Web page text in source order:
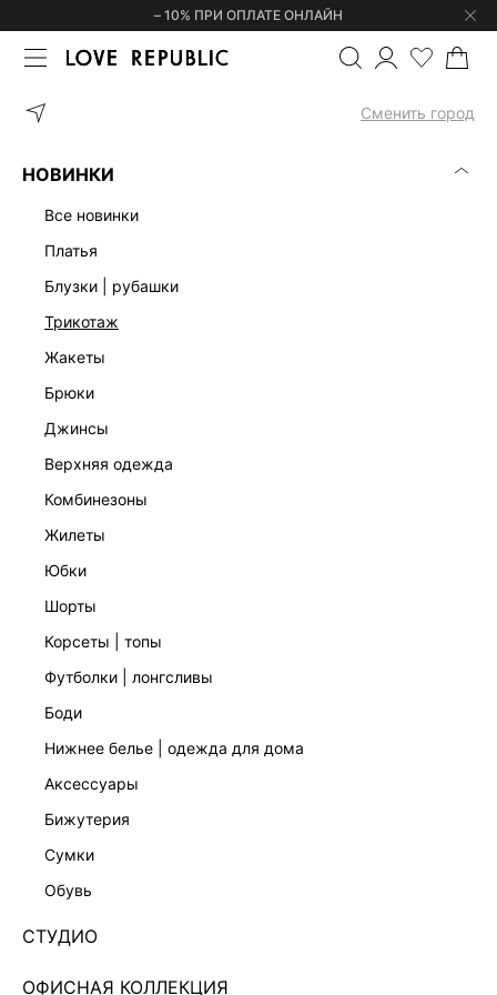
– 10% ПРИ ОПЛАТЕ ОНЛАЙН
Сменить город
НОВИНКИ
все новинки
платья
блузки | рубашки
трикотаж
жакеты
брюки
джинсы
верхняя одежда
комбинезоны
жилеты
юбки
шорты
корсеты | топы
футболки | лонгсливы
боди
нижнее белье | одежда для дома
аксессуары
бижутерия
сумки
обувь
СТУДИО
ОФИСНАЯ КОЛЛЕКЦИЯ
ГЛАВНАЯ СВОБОДНЫЕ ДЖИНСЫ СО
6254439710-169